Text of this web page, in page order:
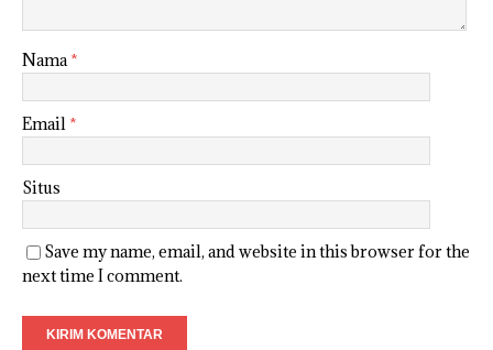
Nama *
Email *
Situs
Save my name, email, and website in this browser for the
next time I comment.